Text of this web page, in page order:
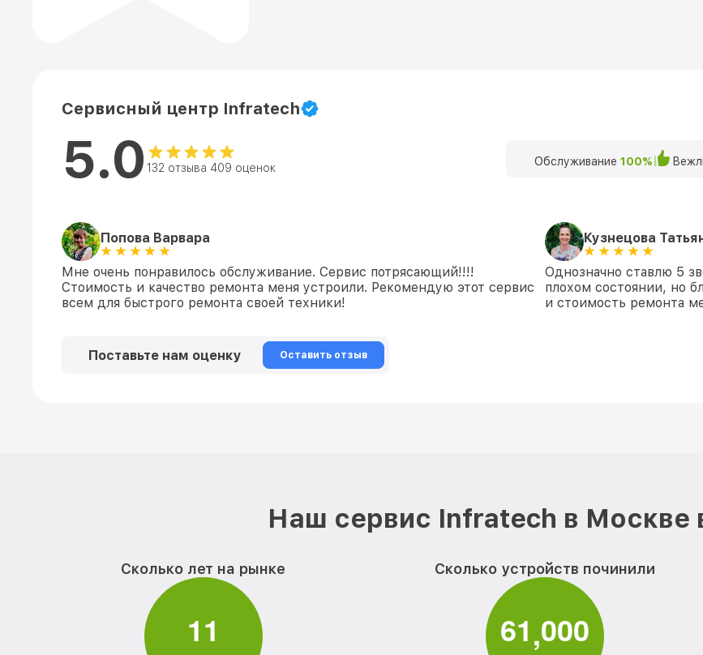
Сервисный центр Infratech
5.0 132 отзыва 409 оценок Обслуживание 100%
Попова Варвара
Мне очень понравилось обслуживание. Сервис потрясающий!!!!
Стоимость и качество ремонта меня устроили. Рекомендую этот сервис
всем для быстрого ремонта своей техники!
Кузнецова
Однозначно ставлю 5
плохом состоянии, но
и стоимость ремонта
Поставьте нам оценку Оставить отзыв
Наш сервис Infratech в Москве
Сколько лет на рынке
11
Сколько устройств починили
61,000